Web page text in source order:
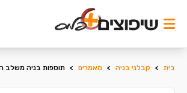
בית > קבלני בניה > מאמרים > תוספות בניה משלב